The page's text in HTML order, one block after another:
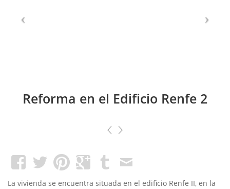
Reforma en el Edificio Renfe 2
La vivienda se encuentra situada en el edificio Renfe II, en la